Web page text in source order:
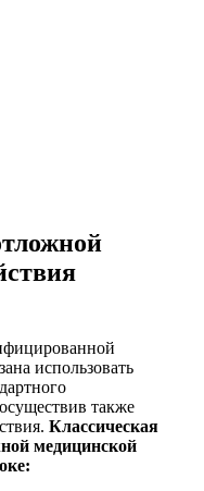
использовать
также
Классическая
медицинской